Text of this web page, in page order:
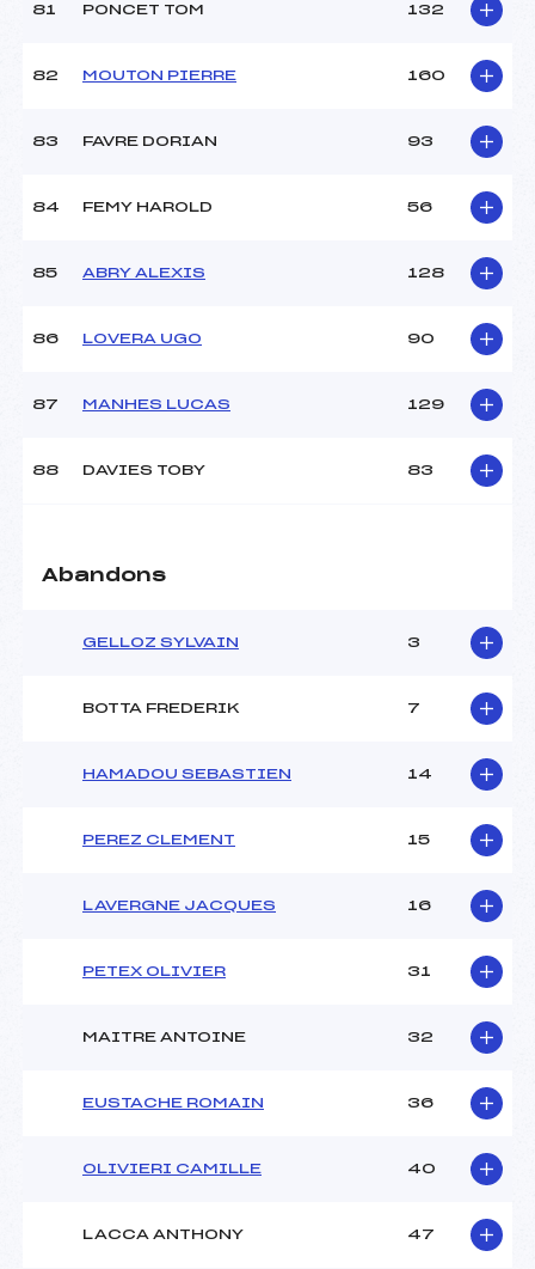
81 PONCET TOM 132
82 MOUTON PIERRE 160
83 FAVRE DORIAN 93
84 FEMY HAROLD 56
85 ABRY ALEXIS 128
86 LOVERA UGO 90
87 MANHES LUCAS 129
88 DAVIES TOBY 83
Abandons
GELLOZ SYLVAIN 3
BOTTA FREDERIK 7
HAMADOU SEBASTIEN 14
PEREZ CLEMENT 15
LAVERGNE JACQUES 16
PETEX OLIVIER 31
MAITRE ANTOINE 32
EUSTACHE ROMAIN 36
OLIVIERI CAMILLE 40
LACCA ANTHONY 47